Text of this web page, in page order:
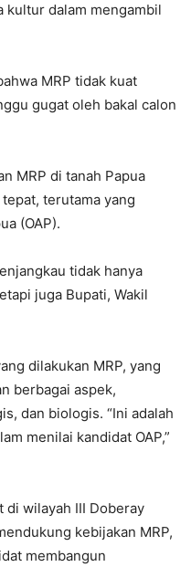
kultur dalam mengambil
MRP tidak kuat
gugat oleh bakal calon
MRP di tanah Papua
terutama yang
(OAP).
tidak hanya
juga Bupati, Wakil
dilakukan MRP, yang
berbagai aspek,
dan biologis. “Ini adalah
menilai kandidat OAP,”
di wilayah III Doberay
kebijakan MRP,
membangun